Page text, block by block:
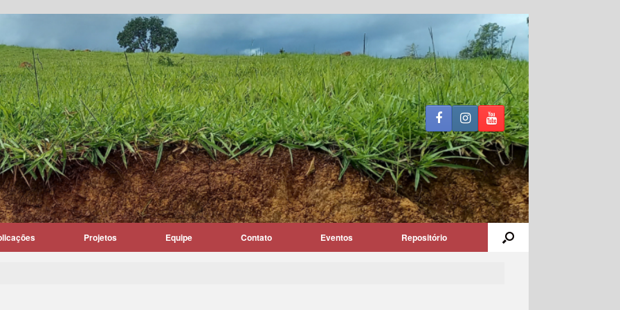
Projetos Equipe Contato Eventos Repositório